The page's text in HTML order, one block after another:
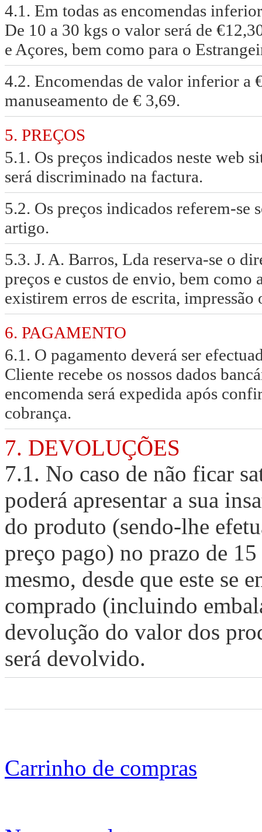
4.1. Em todas as encomendas
De 10 a 30 kgs o valor será de
e Açores, bem como para o
4.2. Encomendas de valor inferior a
manuseamento de € 3,69.
5. PREÇOS
5.1. Os preços indicados neste web
será discriminado na factura.
5.2. Os preços indicados referem-se
artigo.
5.3. J. A. Barros, Lda reserva-se o
preços e custos de envio, bem como
existirem erros de escrita, impressão
6. PAGAMENTO
6.1. O pagamento deverá ser
Cliente recebe os nossos dados
encomenda será expedida após
cobrança.
7. DEVOLUÇÕES
7.1. No caso de não ficar
poderá apresentar a sua
do produto (sendo-lhe
preço pago) no prazo de
mesmo, desde que este se
comprado (incluindo
devolução do valor dos
será devolvido.
Carrinho de compras